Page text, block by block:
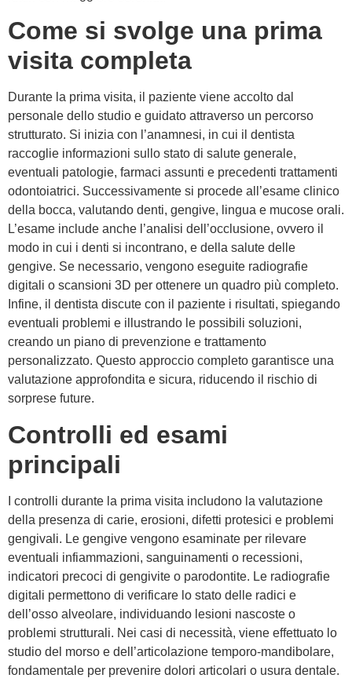
Come si svolge una prima
visita completa
Durante la prima visita, il paziente viene accolto dal
personale dello studio e guidato attraverso un percorso
strutturato. Si inizia con l’anamnesi, in cui il dentista
raccoglie informazioni sullo stato di salute generale,
eventuali patologie, farmaci assunti e precedenti trattamenti
odontoiatrici. Successivamente si procede all’esame clinico
della bocca, valutando denti, gengive, lingua e mucose orali.
L’esame include anche l’analisi dell’occlusione, ovvero il
modo in cui i denti si incontrano, e della salute delle
gengive. Se necessario, vengono eseguite radiografie
digitali o scansioni 3D per ottenere un quadro più completo.
Infine, il dentista discute con il paziente i risultati, spiegando
eventuali problemi e illustrando le possibili soluzioni,
creando un piano di prevenzione e trattamento
personalizzato. Questo approccio completo garantisce una
valutazione approfondita e sicura, riducendo il rischio di
sorprese future.
Controlli ed esami
principali
I controlli durante la prima visita includono la valutazione
della presenza di carie, erosioni, difetti protesici e problemi
gengivali. Le gengive vengono esaminate per rilevare
eventuali infiammazioni, sanguinamenti o recessioni,
indicatori precoci di gengivite o parodontite. Le radiografie
digitali permettono di verificare lo stato delle radici e
dell’osso alveolare, individuando lesioni nascoste o
problemi strutturali. Nei casi di necessità, viene effettuato lo
studio del morso e dell’articolazione temporo-mandibolare,
fondamentale per prevenire dolori articolari o usura dentale.